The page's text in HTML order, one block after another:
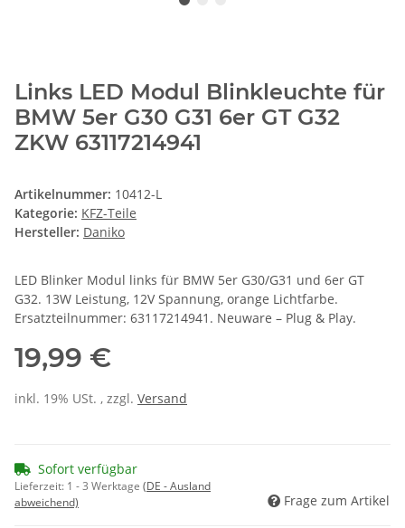
Links LED Modul Blinkleuchte für
BMW 5er G30 G31 6er GT G32
ZKW 63117214941
Artikelnummer: 10412-L
Kategorie: KFZ-Teile
Hersteller: Daniko
LED Blinker Modul links für BMW 5er G30/G31 und 6er GT
G32. 13W Leistung, 12V Spannung, orange Lichtfarbe.
Ersatzteilnummer: 63117214941. Neuware – Plug & Play.
19,99 €
inkl. 19% USt. , zzgl. Versand
Sofort verfügbar
Lieferzeit: 1 - 3 Werktage (DE - Ausland
abweichend)
Frage zum Artikel